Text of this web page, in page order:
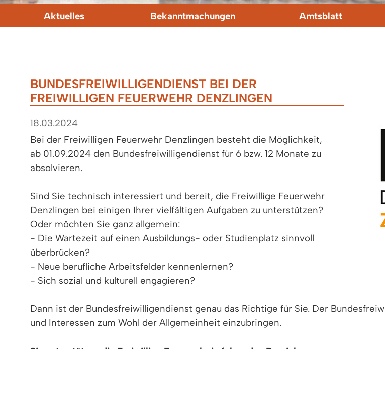
Aktuelles Bekanntmachungen Amtsblatt
BUNDESFREIWILLIGENDIENST BEI DER
FREIWILLIGEN FEUERWEHR DENZLINGEN
18.03.2024
Bei der Freiwilligen Feuerwehr Denzlingen besteht die Möglichkeit,
ab 01.09.2024 den Bundesfreiwilligendienst für 6 bzw. 12 Monate zu
absolvieren.
Sind Sie technisch interessiert und bereit, die Freiwillige Feuerwehr
Denzlingen bei einigen Ihrer vielfältigen Aufgaben zu unterstützen?
Oder möchten Sie ganz allgemein:
- Die Wartezeit auf einen Ausbildungs- oder Studienplatz sinnvoll
überbrücken?
- Neue berufliche Arbeitsfelder kennenlernen?
- Sich sozial und kulturell engagieren?
Dann ist der Bundesfreiwilligendienst genau das Richtige für Sie. Der
und Interessen zum Wohl der Allgemeinheit einzubringen.
Sie unterstützen die Freiwillige Feuerwehr in folgenden Bereichen: